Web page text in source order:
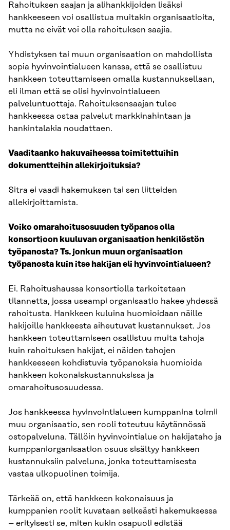
Rahoituksen saajan ja alihankkijoiden lisäksi
hankkeeseen voi osallistua muitakin organisaatioita,
mutta ne eivät voi olla rahoituksen saajia.
Yhdistyksen tai muun organisaation on mahdollista
sopia hyvinvointialueen kanssa, että se osallistuu
hankkeen toteuttamiseen omalla kustannuksellaan,
eli ilman että se olisi hyvinvointialueen
palveluntuottaja. Rahoituksensaajan tulee
hankkeessa ostaa palvelut markkinahintaan ja
hankintalakia noudattaen.
Vaaditaanko hakuvaiheessa toimitettuihin
dokumentteihin allekirjoituksia?
Sitra ei vaadi hakemuksen tai sen liitteiden
allekirjoittamista.
Voiko omarahoitusosuuden työpanos olla
konsortioon kuuluvan organisaation henkilöstön
työpanosta? Ts. jonkun muun organisaation
työpanosta kuin itse hakijan eli hyvinvointialueen?
Ei. Rahoitushaussa konsortiolla tarkoitetaan
tilannetta, jossa useampi organisaatio hakee yhdessä
rahoitusta. Hankkeen kuluina huomioidaan näille
hakijoille hankkeesta aiheutuvat kustannukset. Jos
hankkeen toteuttamiseen osallistuu muita tahoja
kuin rahoituksen hakijat, ei näiden tahojen
hankkeeseen kohdistuvia työpanoksia huomioida
hankkeen kokonaiskustannuksissa ja
omarahoitusosuudessa.
Jos hankkeessa hyvinvointialueen kumppanina toimii
muu organisaatio, sen rooli toteutuu käytännössä
ostopalveluna. Tällöin hyvinvointialue on hakijataho ja
kumppaniorganisaation osuus sisältyy hankkeen
kustannuksiin palveluna, jonka toteuttamisesta
vastaa ulkopuolinen toimija.
Tärkeää on, että hankkeen kokonaisuus ja
kumppanien roolit kuvataan selkeästi hakemuksessa
– erityisesti se, miten kukin osapuoli edistää